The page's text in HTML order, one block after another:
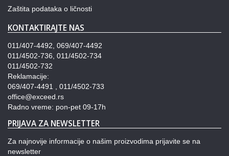
Zaštita podataka o ličnosti
KONTAKTIRAJTE NAS
011/407-4492, 069/407-4492
011/4502-736, 011/4502-734
011/4502-732
Reklamacije:
069/407-4491 , 011/4502-733
office@exceed.rs
Radno vreme: pon-pet 09-17h
PRIJAVA ZA NEWSLETTER
Za najnovije informacije o našim proizvodima prijavite se na
newsletter